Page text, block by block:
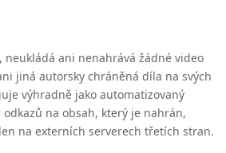
neukládá ani nenahrává žádné video
jiná autorsky chráněná díla na svých
výhradně jako automatizovaný
na obsah, který je nahrán,
na externích serverech třetích stran.